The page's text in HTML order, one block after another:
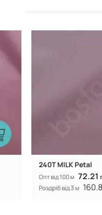
240T MILK Petal
Опт від 100 м 72.21
Роздріб від 3 м